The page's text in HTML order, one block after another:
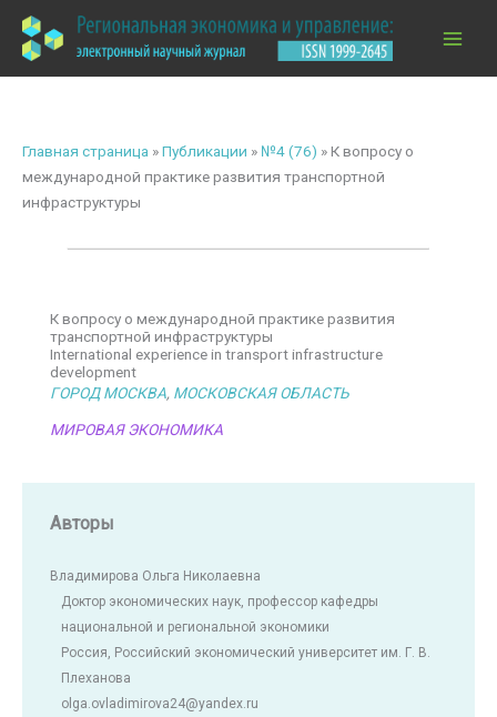
содержимому
Главная страница »Публикации » №4 (76) »К вопросу о
международной практике развития транспортной
инфраструктуры
К вопросу о международной практике развития
транспортной инфраструктуры
International experience in transport infrastructure
development
ГОРОД МОСКВА, МОСКОВСКАЯ ОБЛАСТЬ
МИРОВАЯ ЭКОНОМИКА
Авторы
Владимирова Ольга Николаевна
Доктор экономических наук, профессор кафедры
национальной и региональной экономики
Россия, Российский экономический университет им. Г. В.
Плеханова
olga.ovladimirova24@yandex.ru